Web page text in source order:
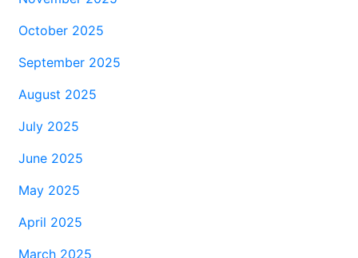
October 2025
September 2025
August 2025
July 2025
June 2025
May 2025
April 2025
March 2025